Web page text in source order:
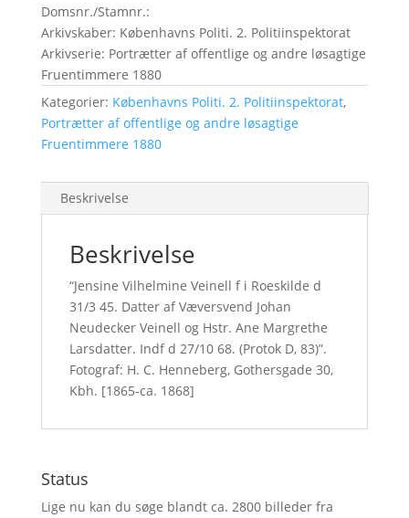
Domsnr./Stamnr.:
Arkivskaber: Københavns Politi. 2. Politiinspektorat
Arkivserie: Portrætter af offentlige og andre løsagtige
Fruentimmere 1880
Kategorier: Københavns Politi. 2. Politiinspektorat,
Portrætter af offentlige og andre løsagtige
Fruentimmere 1880
Beskrivelse
Beskrivelse
“Jensine Vilhelmine Veinell f i Roeskilde d
31/3 45. Datter af Væversvend Johan
Neudecker Veinell og Hstr. Ane Margrethe
Larsdatter. Indf d 27/10 68. (Protok D, 83)”.
Fotograf: H. C. Henneberg, Gothersgade 30,
Kbh. [1865-ca. 1868]
Status
Lige nu kan du søge blandt ca. 2800 billeder fra